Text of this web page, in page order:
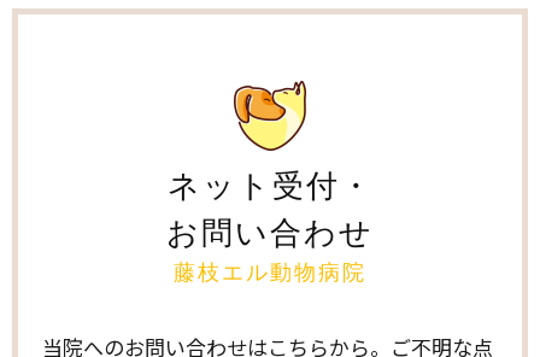
ネット受付・
お問い合わせ
藤枝エル動物病院
当院へのお問い合わせはこちらから。 ご不明な点